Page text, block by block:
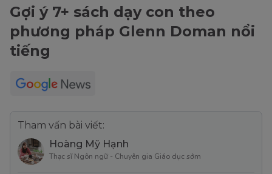
Gợi ý 7+ sách dạy con theo
phương pháp Glenn Doman nổi
tiếng
Tham vấn bài viết:
Hoàng Mỹ Hạnh
Thạc sĩ Ngôn ngữ - Chuyên gia Giáo dục sớm